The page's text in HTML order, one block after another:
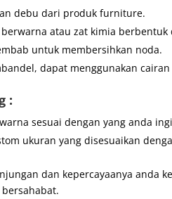
debu dari produk furniture.
atau zat kimia berbentuk
untuk membersihkan noda.
dapat menggunakan
:
sesuai dengan yang anda
ukuran yang disesuaikan
dan kepercayaanya anda